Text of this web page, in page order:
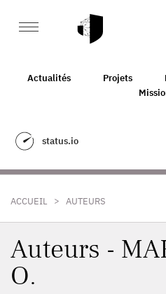
Actualités Projets
status.io
ACCUEIL > AUTEURS
Auteurs -
O.